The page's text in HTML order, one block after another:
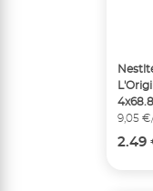
9,05
2.49